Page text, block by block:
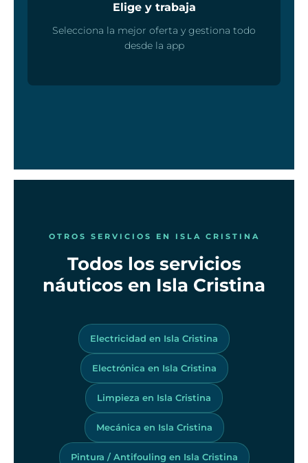
Elige y trabaja
Selecciona la mejor oferta y gestiona todo
desde la app
OTROS SERVICIOS EN ISLA CRISTINA
Todos los servicios
náuticos en Isla Cristina
Electricidad en Isla Cristina
Electrónica en Isla Cristina
Limpieza en Isla Cristina
Mecánica en Isla Cristina
Pintura / Antifouling en Isla Cristina